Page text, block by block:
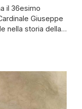
il 36esimo
Giuseppe
nella storia della
Paolo II nel